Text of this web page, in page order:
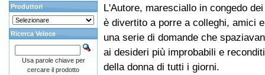
L'Autore, maresciallo in congedo
è divertito a porre a colleghi, amici
una serie di domande che
ai desideri più improbabili e
della donna di tutti i giorni.
Produttori
Ricerca Veloce
Usa parole chiave per
cercare il prodotto